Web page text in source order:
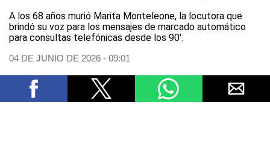
A los 68 años murió Marita Monteleone, la locutora que
brindó su voz para los mensajes de marcado automático
para consultas telefónicas desde los 90'.
04 DE JUNIO DE 2026 - 09:01